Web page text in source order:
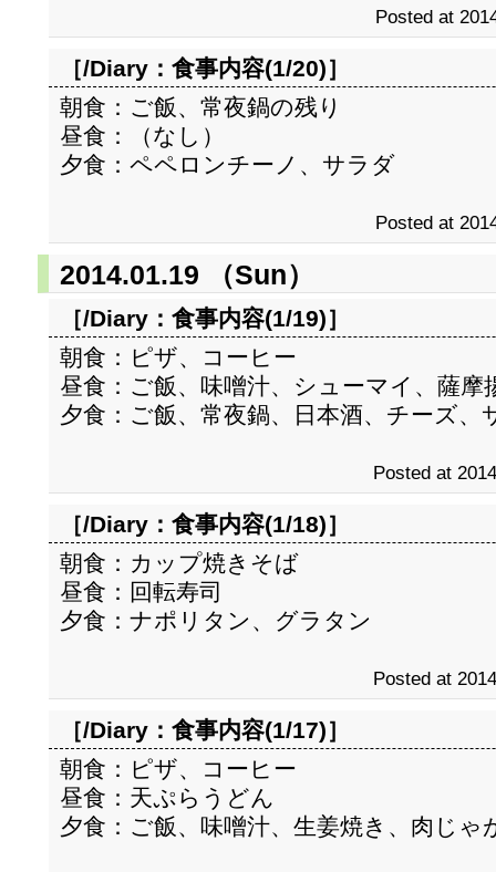
Posted at
［/Diary： 食事内容(1/20)］
朝食：ご飯、常夜鍋の残り
昼食：（なし）
夕食：ペペロンチーノ、サラダ
Posted at
2014.01.19 （Sun）
［/Diary： 食事内容(1/19)］
朝食：ピザ、コーヒー
昼食：ご飯、味噌汁、シューマイ、薩摩
夕食：ご飯、常夜鍋、日本酒、チーズ、
Posted at
［/Diary： 食事内容(1/18)］
朝食：カップ焼きそば
昼食：回転寿司
夕食：ナポリタン、グラタン
Posted at
［/Diary： 食事内容(1/17)］
朝食：ピザ、コーヒー
昼食：天ぷらうどん
夕食：ご飯、味噌汁、生姜焼き、肉じゃ